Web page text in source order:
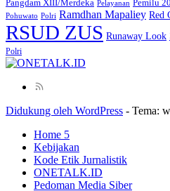
Pangdam XIII/Merdeka Pelayanan Pemilu
Pohuwato Polri Ramdhan Mapaliey Red
RSUD ZUS Runaway Look
Polri
Didukung oleh WordPress - Tema:
Home 5
Kebijakan
Kode Etik Jurnalistik
ONETALK.ID
Pedoman Media Siber